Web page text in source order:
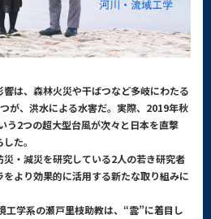
は、森林火災や干ばつなど多岐にわたる
が、洪水による水害だ。実際、2019年秋
う2つの超大型台風が次々と日本を直撃
た。
・減災を研究している2人の若き研究者
より効果的に活用する新たな取り組みに
工学系の瀬戸里枝助教は、“雲”に着目し